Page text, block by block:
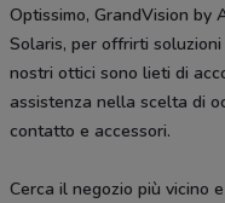
Optissimo, GrandVision by
Solaris, per offrirti
nostri ottici sono lieti di
assistenza nella scelta di
contatto e accessori.
Cerca il negozio più vicino